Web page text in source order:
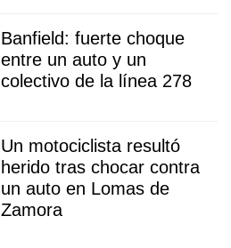
Banfield: fuerte choque
entre un auto y un
colectivo de la línea 278
Un motociclista resultó
herido tras chocar contra
un auto en Lomas de
Zamora